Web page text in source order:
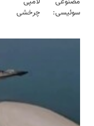
و پرداخت
اقساطی 💳
سوئیسی:
چرخشی